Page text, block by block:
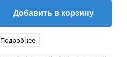
Добавить в корзину
Подробнее